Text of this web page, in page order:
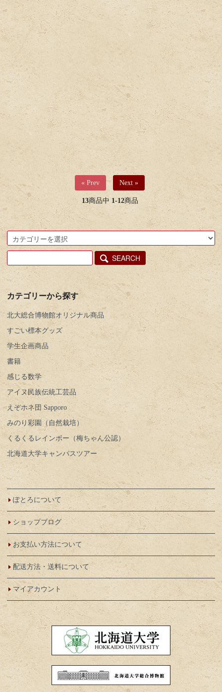
« Prev Next »
13商品中 1-12商品
SEARCH
カテゴリーから探す
北大総合博物館オリジナル商品
すごい標本グッズ
学生企画商品
書籍
感じる数学
アイヌ民族伝統工芸品
えぞホネ団 Sapporo
みのり彩園（自然栽培）
くるくるレインボー（梅ちゃん公認）
北海道大学キャンパスツアー
ぽとろについて
ショップブログ
お支払い方法について
配送方法・送料について
マイアカウント